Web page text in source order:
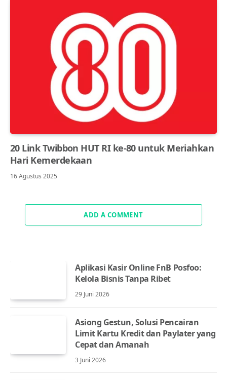
20 Link Twibbon HUT RI ke-80 untuk Meriahkan
Hari Kemerdekaan
16 Agustus 2025
ADD A COMMENT
Aplikasi Kasir Online FnB Posfoo:
Kelola Bisnis Tanpa Ribet
29 Juni 2026
Asiong Gestun, Solusi Pencairan
Limit Kartu Kredit dan Paylater yang
Cepat dan Amanah
3 Juni 2026